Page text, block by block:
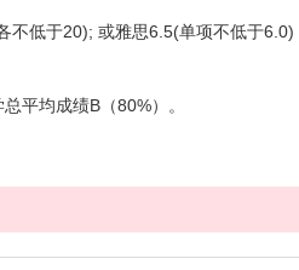
不低于20); 或雅思6.5(单项不低于
平均成绩B（80%）。